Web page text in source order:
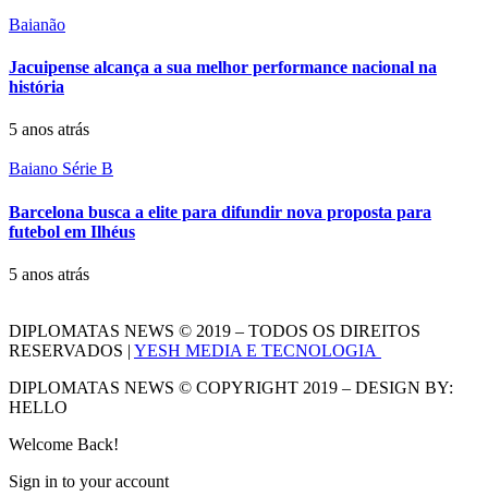
Baianão
Jacuipense alcança a sua melhor performance nacional na
história
5 anos atrás
Baiano Série B
Barcelona busca a elite para difundir nova proposta para
futebol em Ilhéus
5 anos atrás
DIPLOMATAS NEWS © 2019 – TODOS OS DIREITOS
RESERVADOS | YESH MEDIA E TECNOLOGIA
DIPLOMATAS NEWS © COPYRIGHT 2019 – DESIGN BY:
HELLO
Welcome Back!
Sign in to your account